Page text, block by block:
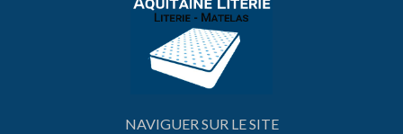
NAVIGUER SUR LE SITE